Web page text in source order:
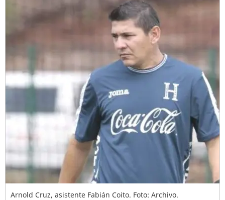
Arnold Cruz, asistente Fabián Coito. Foto: Archivo.